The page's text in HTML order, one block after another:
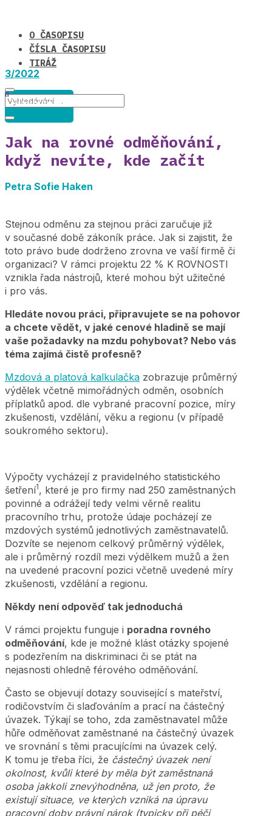
O ČASOPISU
ČÍSLA ČASOPISU
TIRÁŽ
3/2022
Hlavní téma
Jak na rovné odměňování,
když nevíte, kde začít
Petra Sofie Haken
Stejnou odměnu za stejnou práci zaručuje již
v současné době zákoník práce. Jak si zajistit, že
toto právo bude dodrženo zrovna ve vaší firmě či
organizaci? V rámci projektu 22 % K ROVNOSTI
vznikla řada nástrojů, které mohou být užitečné
i pro vás.
Hledáte novou práci, připravujete se na pohovor
a chcete vědět, v jaké cenové hladině se mají
vaše požadavky na mzdu pohybovat? Nebo vás
téma zajímá čistě profesně?
Mzdová a platová kalkulačka zobrazuje průměrný
výdělek včetně mimořádných odměn, osobních
příplatků apod. dle vybrané pracovní pozice, míry
zkušenosti, vzdělání, věku a regionu (v případě
soukromého sektoru).
Výpočty vycházejí z pravidelného statistického
šetření1, které je pro firmy nad 250 zaměstnaných
povinné a odrážejí tedy velmi věrně realitu
pracovního trhu, protože údaje pocházejí ze
mzdových systémů jednotlivých zaměstnavatelů.
Dozvíte se nejenom celkový průměrný výdělek,
ale i průměrný rozdíl mezi výdělkem mužů a žen
na uvedené pracovní pozici včetně uvedené míry
zkušenosti, vzdělání a regionu.
Někdy není odpověď tak jednoduchá
V rámci projektu funguje i poradna rovného
odměňování, kde je možné klást otázky spojené
s podezřením na diskriminaci či se ptát na
nejasnosti ohledně férového odměňování.
Často se objevují dotazy související s mateřství,
rodičovstvím či slaďováním a prací na částečný
úvazek. Týkají se toho, zda zaměstnavatel může
hůře odměňovat zaměstnané na částečný úvazek
ve srovnání s těmi pracujícími na úvazek celý.
K tomu je třeba říci, že částečný úvazek není
okolnost, kvůli které by měla být zaměstnaná
osoba jakkoli znevýhodněna, už jen proto, že
existují situace, ve kterých vzniká na úpravu
pracovní doby právní nárok (typicky při péči